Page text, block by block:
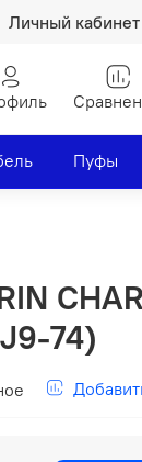
Личный кабинет
Пуфы
74)